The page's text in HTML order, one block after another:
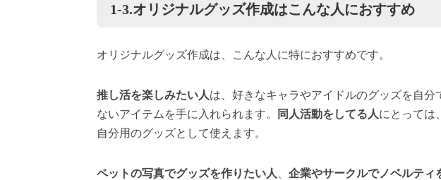
1-3.オリジナルグッズ作成はこんな人におすすめ
オリジナルグッズ作成は、こんな人に特におすすめです。
推し活を楽しみたい人は、好きなキャラやアイドルのグッズを自分
ないアイテムを手に入れられます。
同人活動をしてる人にとっては
自分用のグッズとして使えます。
ペットの写真でグッズを作りたい人 企業やサークルでノベルティ